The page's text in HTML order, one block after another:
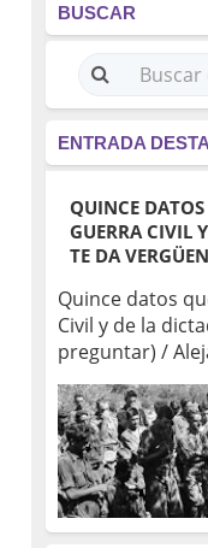
BUSCAR
ENTRADA
QUINCE
GUERRA CIVIL
TE DA
Quince datos
Civil y de la
preguntar) /